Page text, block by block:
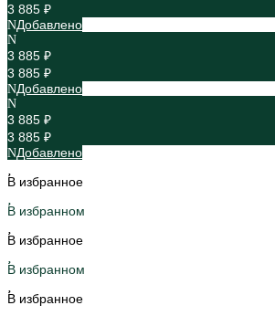
3 885 ₽
Добавлено
3 885 ₽
3 885 ₽
Добавлено
3 885 ₽
3 885 ₽
Добавлено
В избранное
В избранном
В избранное
В избранном
В избранное